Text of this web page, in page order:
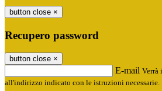
button close ×
Recupero password
button close ×
E-mail Verrà
all'indirizzo indicato con le istruzioni necessarie.